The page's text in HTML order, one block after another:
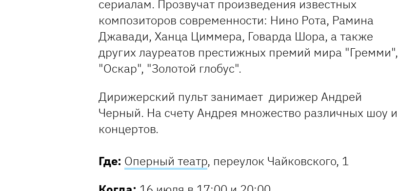
сериалам. Прозвучат произведения известных
композиторов современности: Нино Рота, Рамина
Джавади, Ханца Циммера, Говарда Шора, а также
других лауреатов престижных премий мира "Гремми",
"Оскар", "Золотой глобус".
Дирижерский пульт занимает дирижер Андрей
Черный. На счету Андрея множество различных шоу и
концертов.
Где: Оперный театр, переулок Чайковского, 1